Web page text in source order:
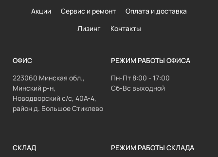
Акции Сервис и ремонт
Оплата и доставка
Лизинг
Контакты
ОФИС
223060 Минская обл.,
Минский р-н,
Новодворский с/с, 40А-4,
район д. Большое Стиклево
РЕЖИМ РАБОТЫ ОФИСА
Пн-Пт 8:00 - 17:00
Сб-Вс выходной
СКЛАД
РЕЖИМ РАБОТЫ СКЛАДА